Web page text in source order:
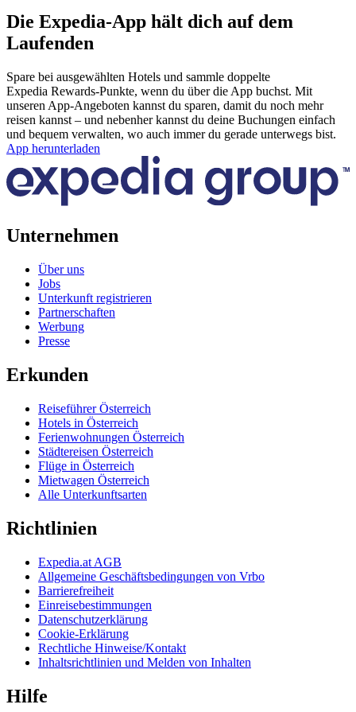
Die Expedia-App hält dich auf dem
Laufenden
Spare bei ausgewählten Hotels und sammle doppelte
Expedia Rewards-Punkte, wenn du über die App buchst. Mit
unseren App-Angeboten kannst du sparen, damit du noch mehr
reisen kannst – und nebenher kannst du deine Buchungen einfach
und bequem verwalten, wo auch immer du gerade unterwegs bist.
App herunterladen
Unternehmen
Über uns
Jobs
Unterkunft registrieren
Partnerschaften
Werbung
Presse
Erkunden
Reiseführer Österreich
Hotels in Österreich
Ferienwohnungen Österreich
Städtereisen Österreich
Flüge in Österreich
Mietwagen Österreich
Alle Unterkunftsarten
Richtlinien
Expedia.at AGB
Allgemeine Geschäftsbedingungen von Vrbo
Barrierefreiheit
Einreisebestimmungen
Datenschutzerklärung
Cookie-Erklärung
Rechtliche Hinweise/Kontakt
Inhaltsrichtlinien und Melden von Inhalten
Hilfe